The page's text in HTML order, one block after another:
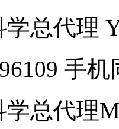
学总代理
手机
总代理